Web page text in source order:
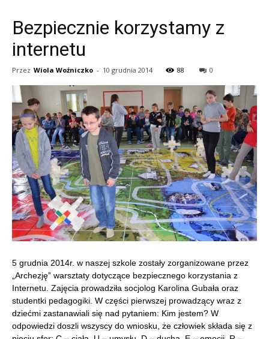
Bezpiecznie korzystamy z
internetu
Przez Wiola Woźniczko - 10 grudnia 2014 88 0
5 grudnia 2014r. w naszej szkole zostały zorganizowane przez
„Archezję” warsztaty dotyczące bezpiecznego korzystania z
Internetu. Zajęcia prowadziła socjolog Karolina Gubała oraz
studentki pedagogiki. W części pierwszej prowadzący wraz z
dziećmi zastanawiali się nad pytaniem: Kim jestem? W
odpowiedzi doszli wszyscy do wniosku, że człowiek składa się z